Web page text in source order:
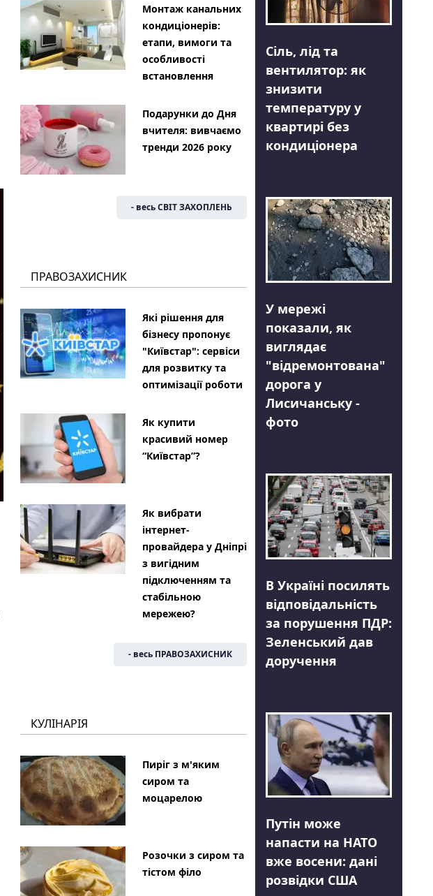
Монтаж канальних
кондиціонерів:
етапи, вимоги та
особливості
встановлення
Подарунки до Дня
вчителя: вивчаємо
тренди 2026 року
- весь СВІТ ЗАХОПЛЕНЬ
ПРАВОЗАХИСНИК
Які рішення для
бізнесу пропонує
"Київстар": сервіси
для розвитку та
оптимізації роботи
Як купити
красивий номер
“Київстар”?
Як вибрати
інтернет-
провайдера у Дніпрі
з вигідним
підключенням та
стабільною
мережею?
- весь ПРАВОЗАХИСНИК
КУЛІНАРІЯ
Пиріг з м'яким
сиром та
моцарелою
Розочки з сиром та
тістом філо
Сіль, лід та
вентилятор: як
знизити
температуру у
квартирі без
кондиціонера
У мережі
показали, як
виглядає
"відремонтована"
дорога у
Лисичанську -
фото
В Україні посилять
відповідальність
за порушення ПДР:
Зеленський дав
доручення
Путін може
напасти на НАТО
вже восени: дані
розвідки США